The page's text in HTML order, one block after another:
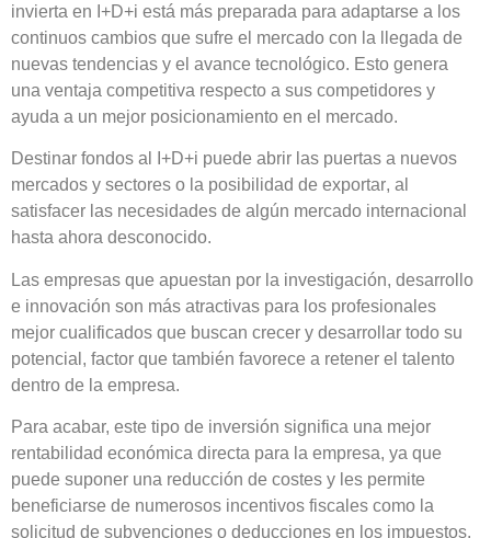
invierta en I+D+i está más preparada para adaptarse a los
continuos cambios que sufre el mercado con la llegada de
nuevas tendencias y el avance tecnológico. Esto genera
una ventaja competitiva respecto a sus competidores y
ayuda a un mejor posicionamiento en el mercado.
Destinar fondos al I+D+i puede abrir las puertas a nuevos
mercados y sectores o la posibilidad de exportar, al
satisfacer las necesidades de algún mercado internacional
hasta ahora desconocido.
Las empresas que apuestan por la investigación, desarrollo
e innovación son más atractivas para los profesionales
mejor cualificados que buscan crecer y desarrollar todo su
potencial, factor que también favorece a retener el talento
dentro de la empresa.
Para acabar, este tipo de inversión significa una mejor
rentabilidad económica directa para la empresa, ya que
puede suponer una reducción de costes y les permite
beneficiarse de numerosos incentivos fiscales como la
solicitud de subvenciones o deducciones en los impuestos.